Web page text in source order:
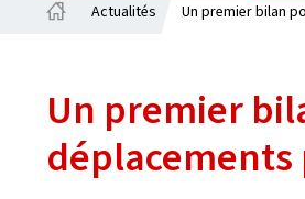
Actualités Un premier bilan
Un premier